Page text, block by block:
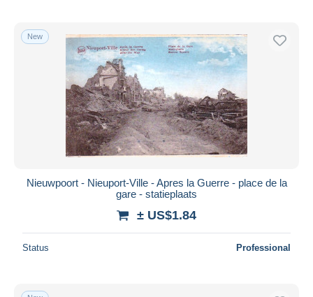
New
Nieuwpoort - Nieuport-Ville - Apres la Guerre - place de la
gare - statieplaats
± US$1.84
Status Professional